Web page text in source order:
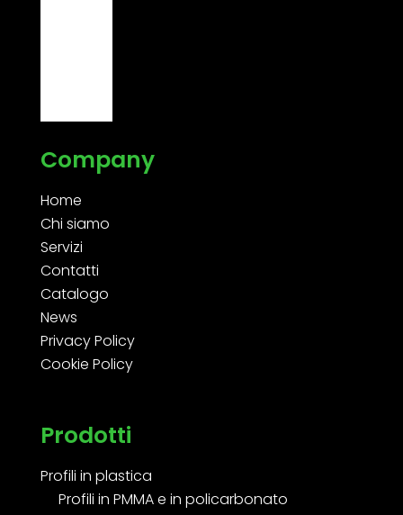
Company
Home
Chi siamo
Servizi
Contatti
Catalogo
News
Privacy Policy
Cookie Policy
Prodotti
Profili in plastica
Profili in PMMA e in policarbonato